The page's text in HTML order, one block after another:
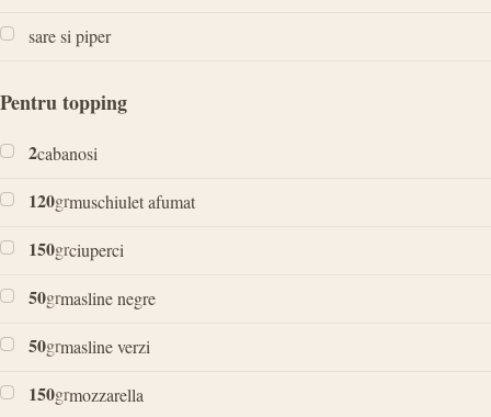
sare si piper
Pentru topping
2cabanosi
120grmuschiulet afumat
150grciuperci
50grmasline negre
50grmasline verzi
150grmozzarella